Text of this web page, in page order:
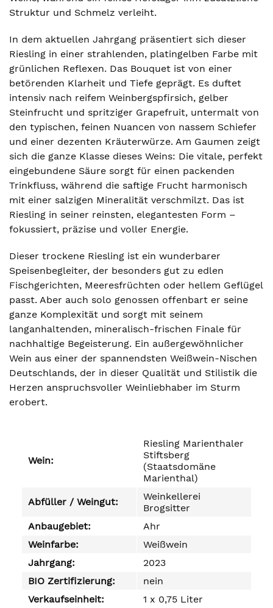
Struktur und Schmelz verleiht.
In dem aktuellen Jahrgang präsentiert sich dieser
Riesling in einer strahlenden, platingelben Farbe mit
grünlichen Reflexen. Das Bouquet ist von einer
betörenden Klarheit und Tiefe geprägt. Es duftet
intensiv nach reifem Weinbergspfirsich, gelber
Steinfrucht und spritziger Grapefruit, untermalt von
den typischen, feinen Nuancen von nassem Schiefer
und einer dezenten Kräuterwürze. Am Gaumen zeigt
sich die ganze Klasse dieses Weins: Die vitale, perfekt
eingebundene Säure sorgt für einen packenden
Trinkfluss, während die saftige Frucht harmonisch
mit einer salzigen Mineralität verschmilzt. Das ist
Riesling in seiner reinsten, elegantesten Form –
fokussiert, präzise und voller Energie.
Dieser trockene Riesling ist ein wunderbarer
Speisenbegleiter, der besonders gut zu edlen
Fischgerichten, Meeresfrüchten oder hellem Geflügel
passt. Aber auch solo genossen offenbart er seine
ganze Komplexität und sorgt mit seinem
langanhaltenden, mineralisch-frischen Finale für
nachhaltige Begeisterung. Ein außergewöhnlicher
Wein aus einer der spannendsten Weißwein-Nischen
Deutschlands, der in dieser Qualität und Stilistik die
Herzen anspruchsvoller Weinliebhaber im Sturm
erobert.
Wein:
Riesling Marienthaler
Stiftsberg
(Staatsdomäne
Marienthal)
Abfüller / Weingut:
Weinkellerei
Brogsitter
Anbaugebiet:
Ahr
Weinfarbe:
Weißwein
Jahrgang:
2023
BIO Zertifizierung:
nein
Verkaufseinheit:
1 x 0,75 Liter